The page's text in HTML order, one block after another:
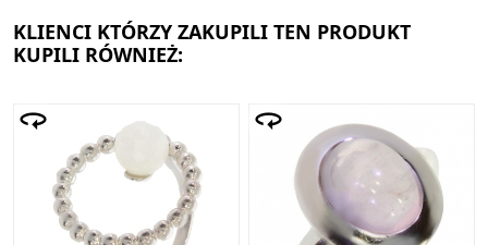
KLIENCI KTÓRZY ZAKUPILI TEN PRODUKT
KUPILI RÓWNIEŻ: